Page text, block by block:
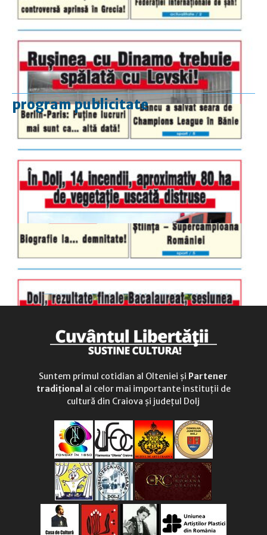
program publicitate
luni-vineri
9.00 - 17.00
duminică
9.00 - 12.00
Suntem primul cotidian al Olteniei și Partener
tradițional al celor mai importante instituții de
cultură din Craiova și județul Dolj